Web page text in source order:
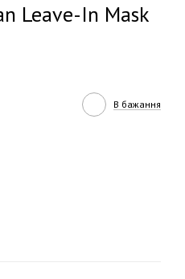
Leave-In Mask
В бажання